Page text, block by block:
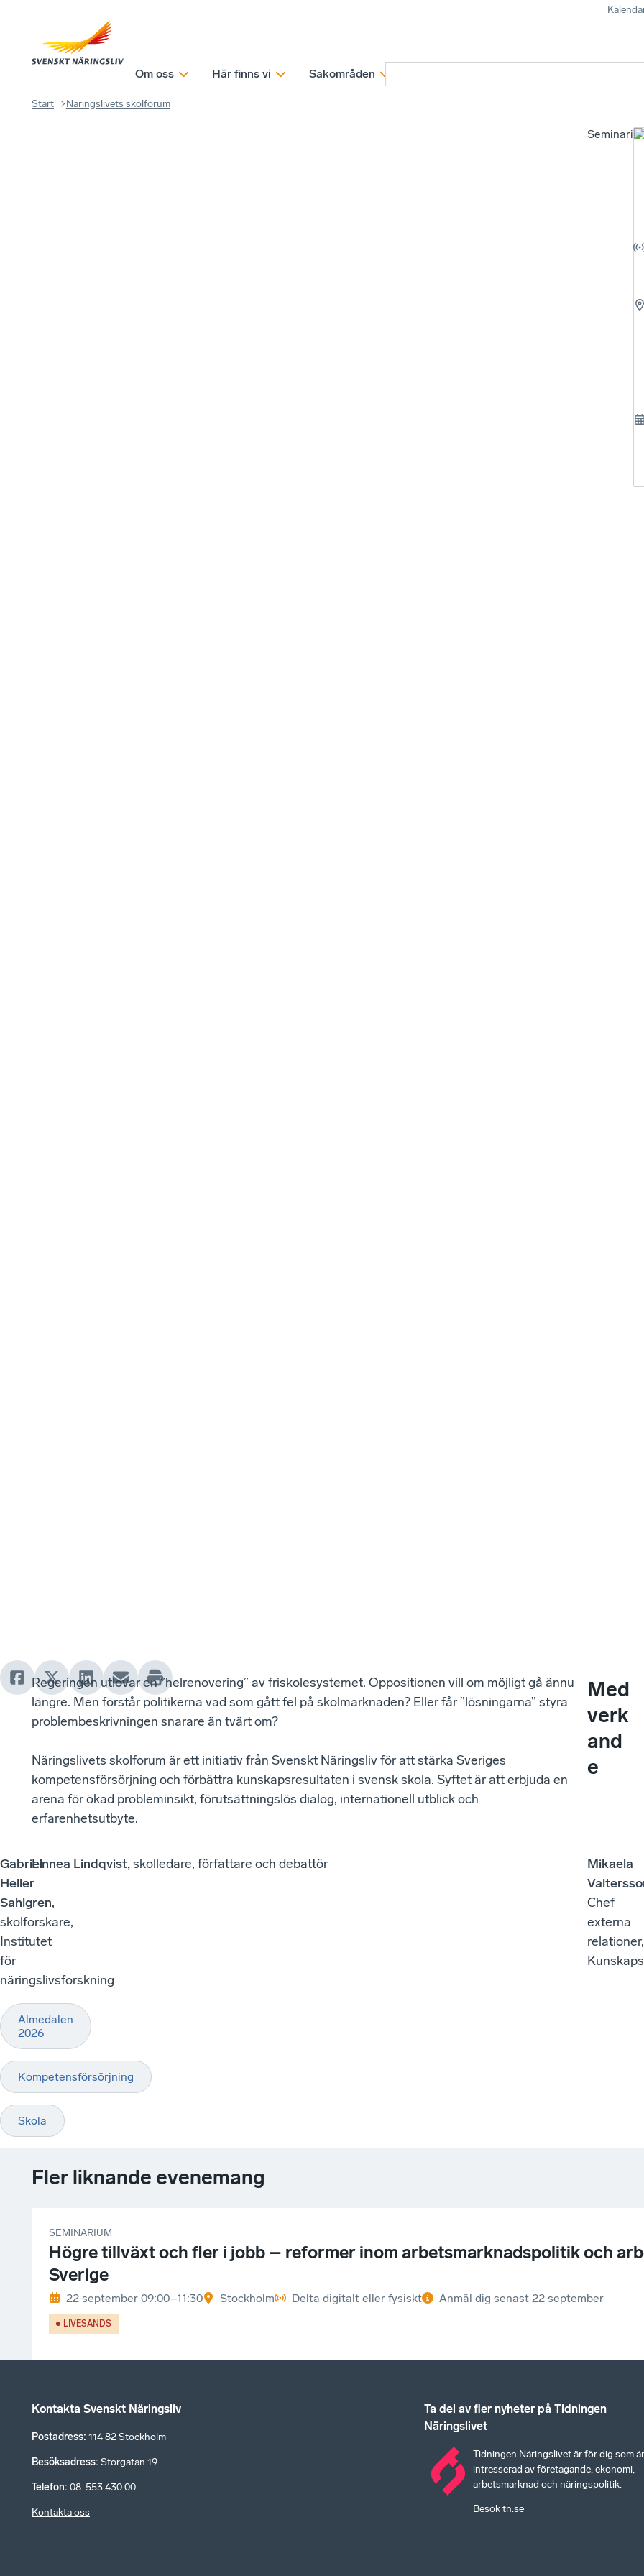
Om oss Här finns vi Sakområden
Start Näringslivets skolforum
Regeringen utlovar en ”helrenovering” av friskolesystemet. Oppositionen vill om möjligt gå ännu
längre. Men förstår politikerna vad som gått fel på skolmarknaden? Eller får ”lösningarna” styra
problembeskrivningen snarare än tvärt om?
Näringslivets skolforum är ett initiativ från Svenskt Näringsliv för att stärka Sveriges
kompetensförsörjning och förbättra kunskapsresultaten i svensk skola. Syftet är att erbjuda en
arena för ökad probleminsikt, förutsättningslös dialog, internationell utblick och
erfarenhetsutbyte.
Med
verk
and
e
Gabriel
Heller
Sahlgren,
skolforskare,
Institutet
för
näringslivsforskning
Linnea Lindqvist,skolledare, författare och debattör
Mikaela
Chef
externa
relationer,
Almedalen
2026
Kompetensförsörjning
Skola
Fler liknande evenemang
SEMINARIUM
Högre tillväxt och fler i jobb – reformer inom arbetsmarknadspolitik och
Sverige
22 september 09:00–11:30 Stockholm Delta digitalt eller fysiskt Anmäl dig senast 22 september
LIVESÄNDS
Kontakta Svenskt Näringsliv
Postadress: 114 82 Stockholm
Besöksadress: Storgatan 19
Telefon: 08-553 430 00
Kontakta oss
Ta del av fler nyheter på Tidningen
Näringslivet
Tidningen Näringslivet är för dig som är
intresserad av företagande, ekonomi,
arbetsmarknad och näringspolitik.
Besök tn.se